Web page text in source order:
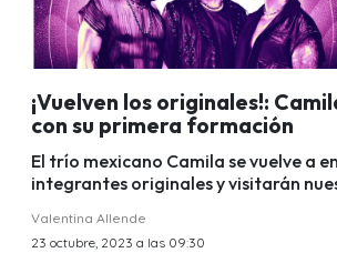
¡Vuelven los originales!:
con su primera formación
El trío mexicano Camila se vuelve a
integrantes originales y visitarán
Valentina Allende
23 octubre, 2023 a las 09:30